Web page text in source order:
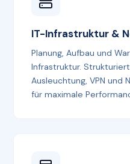
IT-Infrastruktur &
Planung, Aufbau und
Infrastruktur.
Ausleuchtung, VPN
für maximale